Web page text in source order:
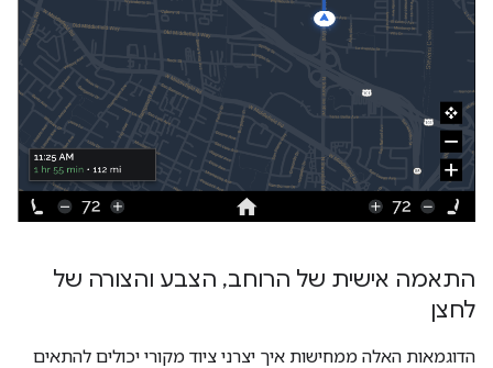
התאמה אישית של הרוחב, הצבע והצורה של
לחצן
הדוגמאות האלה ממחישות איך יצרני ציוד מקורי יכולים להתאים